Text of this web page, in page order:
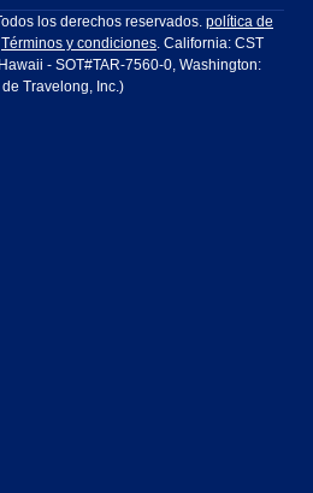
Lufthansa
Turkish Airlines
Honolulu
Las Vegas
Miami
Frankfurt
Lima
los derechos reservados. política de
Términos y condiciones. California: CST
- SOT#TAR-7560-0, Washington:
Travelong, Inc.)